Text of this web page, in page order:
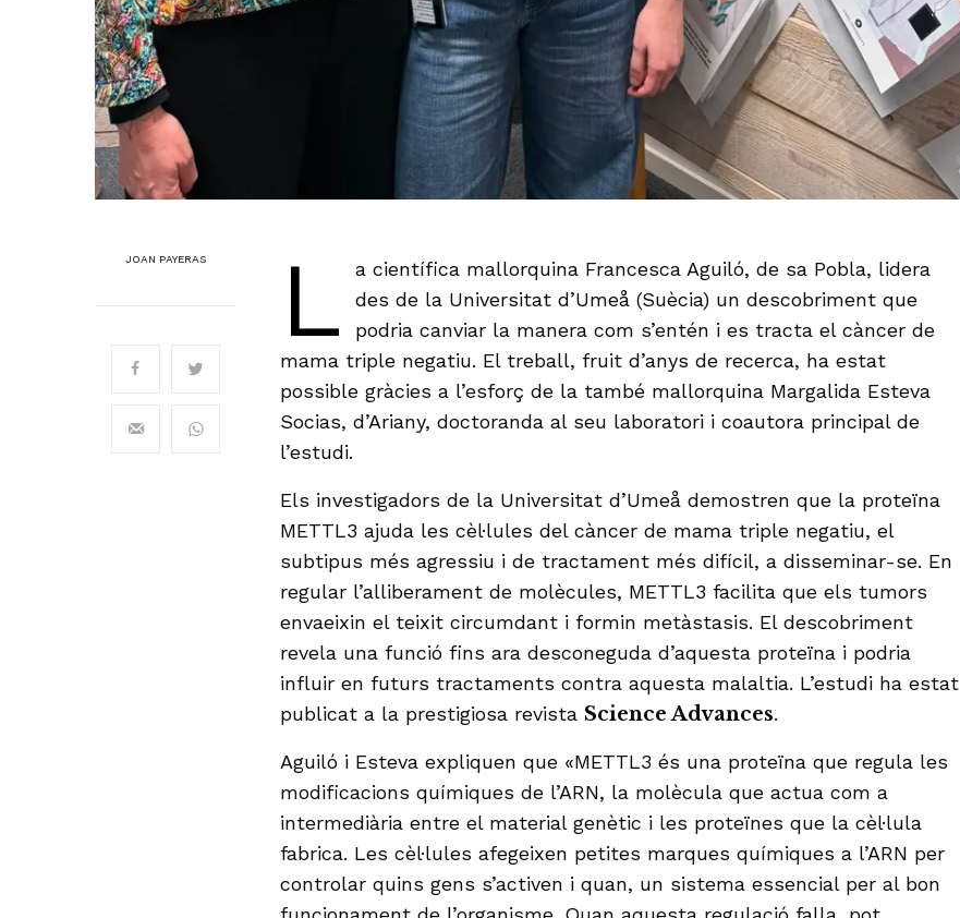
JOAN PAYERAS L
a científica mallorquina Francesca Aguiló, de sa Pobla, lidera
des de la Universitat d’Umeå (Suècia) un descobriment que
podria canviar la manera com s’entén i es tracta el càncer de
mama triple negatiu. El treball, fruit d’anys de recerca, ha estat
possible gràcies a l’esforç de la també mallorquina Margalida Esteva
Socias, d’Ariany, doctoranda al seu laboratori i coautora principal de
l’estudi.
Els investigadors de la Universitat d’Umeå demostren que la proteïna
METTL3 ajuda les cèl·lules del càncer de mama triple negatiu, el
subtipus més agressiu i de tractament més difícil, a disseminar-se. En
regular l’alliberament de molècules, METTL3 facilita que els tumors
envaeixin el teixit circumdant i formin metàstasis. El descobriment
revela una funció fins ara desconeguda d’aquesta proteïna i podria
influir en futurs tractaments contra aquesta malaltia. L’estudi ha estat
publicat a la prestigiosa revista Science Advances.
Aguiló i Esteva expliquen que «METTL3 és una proteïna que regula les
modificacions químiques de l’ARN, la molècula que actua com a
intermediària entre el material genètic i les proteïnes que la cèl·lula
fabrica. Les cèl·lules afegeixen petites marques químiques a l’ARN per
controlar quins gens s’activen i quan, un sistema essencial per al bon